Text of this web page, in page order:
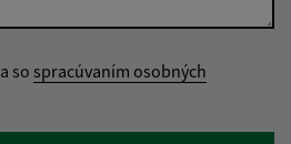
so spracúvaním osobných